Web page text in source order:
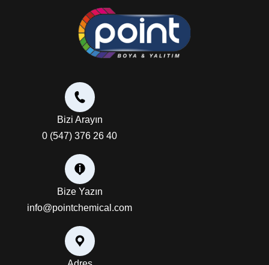
0 (547) 376 26 40
Bizi Arayın
info@pointchemical.com
Bize Yazın